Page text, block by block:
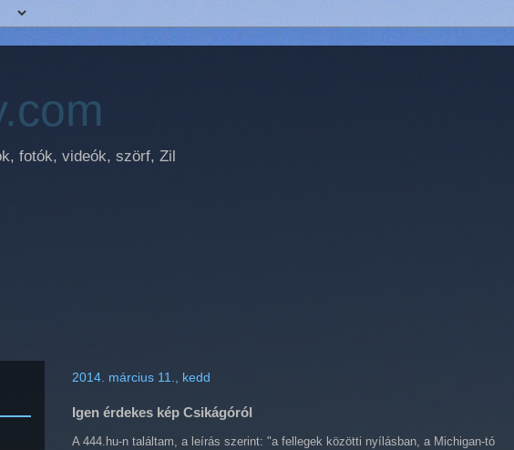
fotók, videók, szörf, Zil
2014. március 11., kedd
Igen érdekes kép Csikágóról
A 444.hu-n találtam, a leírás szerint: "a fellegek közötti nyílásban, a Michigan-tó